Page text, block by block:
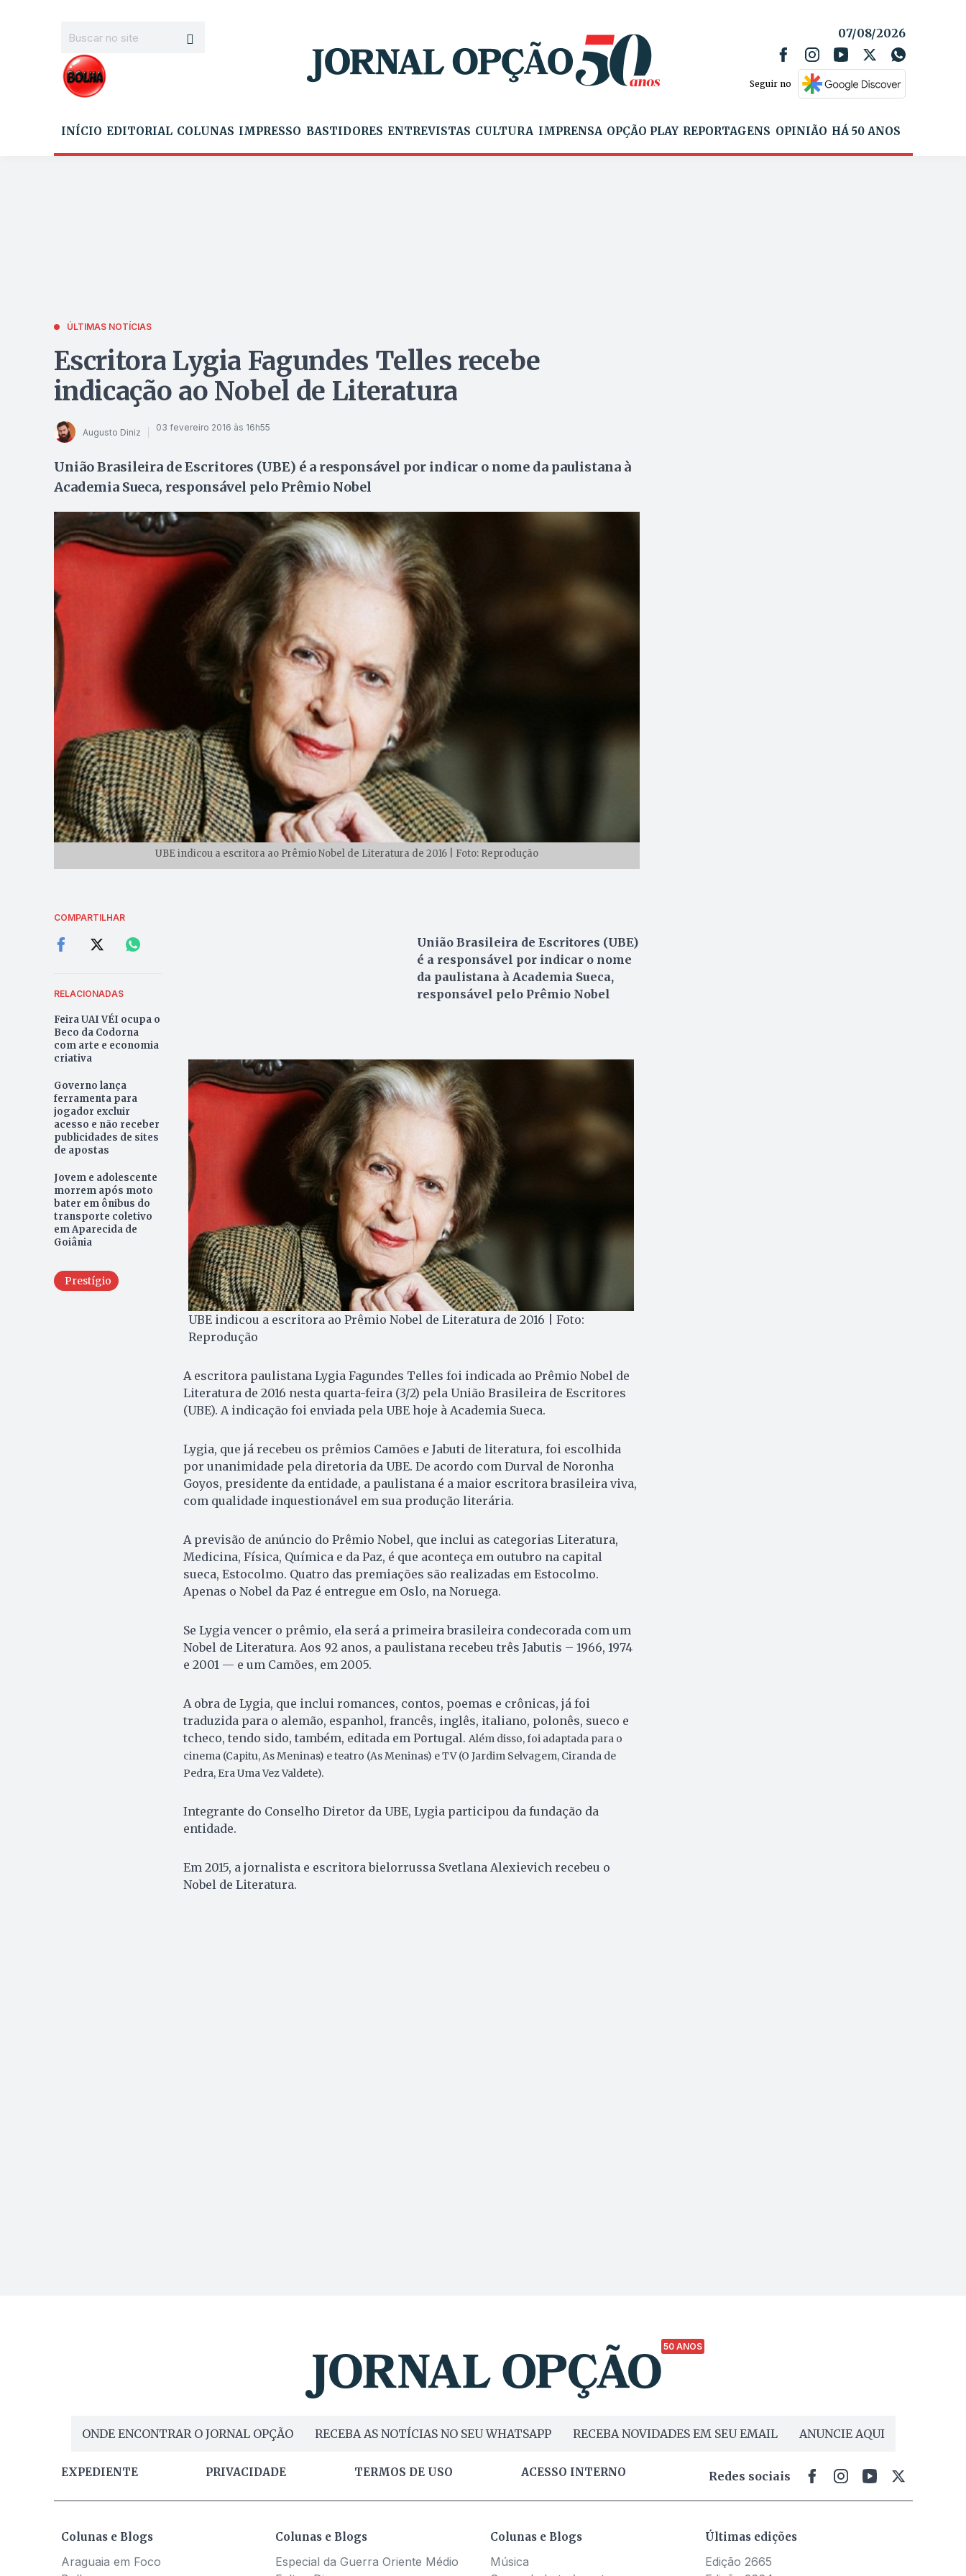
07/08/2026
Seguir no
INÍCIO EDITORIAL COLUNAS IMPRESSO BASTIDORES ENTREVISTAS CULTURA IMPRENSA OPÇÃO PLAY REPORTAGENS OPINIÃO HÁ 50 ANOS
ÚLTIMAS NOTÍCIAS
Escritora Lygia Fagundes Telles recebe
indicação ao Nobel de Literatura
Augusto Diniz 03 fevereiro 2016 às 16h55
União Brasileira de Escritores (UBE) é a responsável por indicar o nome da paulistana à
Academia Sueca, responsável pelo Prêmio Nobel
UBE indicou a escritora ao Prêmio Nobel de Literatura de 2016 | Foto: Reprodução
COMPARTILHAR
RELACIONADAS
Feira UAI VÉI ocupa o
Beco da Codorna
com arte e economia
criativa
Governo lança
ferramenta para
jogador excluir
acesso e não receber
publicidades de sites
de apostas
Jovem e adolescente
morrem após moto
bater em ônibus do
transporte coletivo
em Aparecida de
Goiânia
Prestígio
União Brasileira de Escritores (UBE)
é a responsável por indicar o nome
da paulistana à Academia Sueca,
responsável pelo Prêmio Nobel
UBE indicou a escritora ao Prêmio Nobel de Literatura de 2016 | Foto:
Reprodução
A escritora paulistana Lygia Fagundes Telles foi indicada ao Prêmio Nobel de
Literatura de 2016 nesta quarta-feira (3/2) pela União Brasileira de Escritores
(UBE). A indicação foi enviada pela UBE hoje à Academia Sueca.
Lygia, que já recebeu os prêmios Camões e Jabuti de literatura, foi escolhida
por unanimidade pela diretoria da UBE. De acordo com Durval de Noronha
Goyos, presidente da entidade, a paulistana é a maior escritora brasileira viva,
com qualidade inquestionável em sua produção literária.
A previsão de anúncio do Prêmio Nobel, que inclui as categorias Literatura,
Medicina, Física, Química e da Paz, é que aconteça em outubro na capital
sueca, Estocolmo. Quatro das premiações são realizadas em Estocolmo.
Apenas o Nobel da Paz é entregue em Oslo, na Noruega.
Se Lygia vencer o prêmio, ela será a primeira brasileira condecorada com um
Nobel de Literatura. Aos 92 anos, a paulistana recebeu três Jabutis – 1966, 1974
e 2001 — e um Camões, em 2005.
A obra de Lygia, que inclui romances, contos, poemas e crônicas, já foi
traduzida para o alemão, espanhol, francês, inglês, italiano, polonês, sueco e
tcheco, tendo sido, também, editada em Portugal. Além disso, foi adaptada para o
cinema (Capitu, As Meninas) e teatro (As Meninas) e TV (O Jardim Selvagem, Ciranda de
Pedra, Era Uma Vez Valdete).
Integrante do Conselho Diretor da UBE, Lygia participou da fundação da
entidade.
Em 2015, a jornalista e escritora bielorrussa Svetlana Alexievich recebeu o
Nobel de Literatura.
50 ANOS
ONDE ENCONTRAR O JORNAL OPÇÃO RECEBA AS NOTÍCIAS NO SEU WHATSAPP RECEBA NOVIDADES EM SEU EMAIL ANUNCIE AQUI
EXPEDIENTE PRIVACIDADE TERMOS DE USO ACESSO INTERNO Redes sociais
Colunas e Blogs
Araguaia em Foco
Colunas e Blogs
Especial da Guerra Oriente Médio
Colunas e Blogs
Música
Últimas edições
Edição 2665